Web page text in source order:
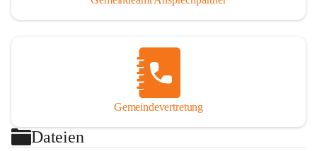
Gemeindevertretung
Dateien